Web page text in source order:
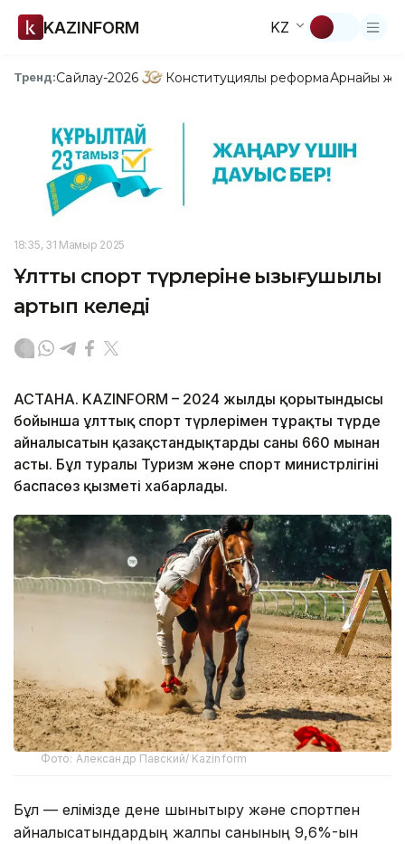
KAZINFORM KZ
Тренд:Сайлау-2026 Конституциялық реформаАрнайы
18:35, 31 Мамыр 2025
Ұлттық спорт түрлеріне қызығушылық
артып келеді
АСТАНА. KAZINFORM – 2024 жылдың қорытындысы
бойынша ұлттық спорт түрлерімен тұрақты түрде
айналысатын қазақстандықтардың саны 660 мыңнан
асты. Бұл туралы Туризм және спорт министрлігінің
баспасөз қызметі хабарлады.
Фото: Александр Павский/ Kazinform
Бұл — елімізде дене шынықтыру және спортпен
айналысатындардың жалпы санының 9,6%-ын